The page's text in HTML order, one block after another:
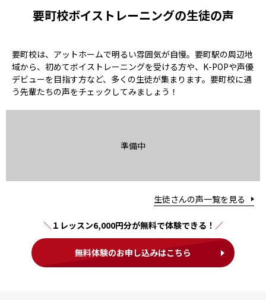
要町校ボイストレーニングの生徒の声
要町校は、アットホームで明るい雰囲気が自慢。要町駅の周辺地
域から、初めてボイストレーニングを受ける方や、K-POPや声優
デビューを目指す方など、多くの生徒が集まります。要町校に通
う先輩たちの声をチェックしてみましょう！
準備中
生徒さんの声一覧を見る
１レッスン6,000円分が無料で体験できる！
無料体験のお申し込みはこちら